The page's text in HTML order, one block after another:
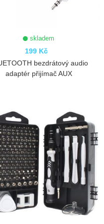
skladem
199 Kč
bezdrátový audio
adaptér přijímač AUX